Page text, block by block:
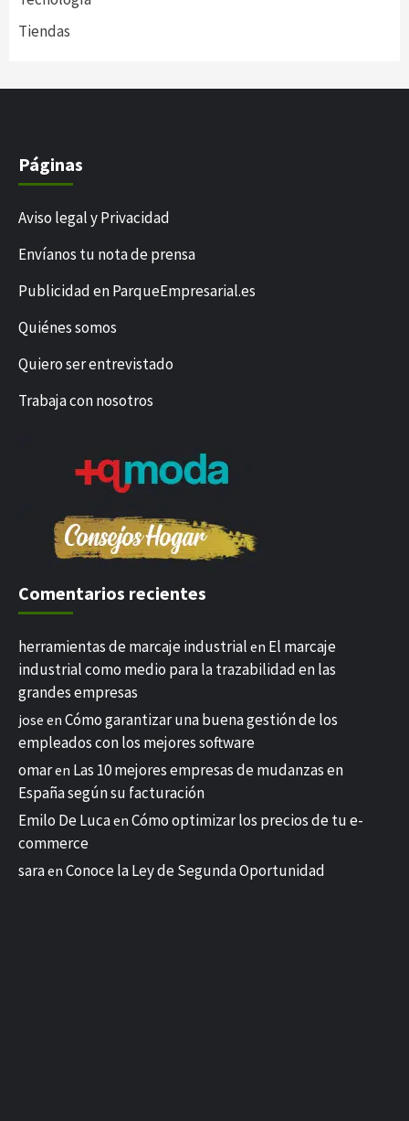
Tiendas
Páginas
Aviso legal y Privacidad
Envíanos tu nota de prensa
Publicidad en ParqueEmpresarial.es
Quiénes somos
Quiero ser entrevistado
Trabaja con nosotros
Comentarios recientes
herramientas de marcaje industrial en El marcaje
industrial como medio para la trazabilidad en las
grandes empresas
jose en Cómo garantizar una buena gestión de los
empleados con los mejores software
omaren Las 10 mejores empresas de mudanzas en
España según su facturación
Emilo De Lucaen Cómo optimizar los precios de tu e-
commerce
saraen Conoce la Ley de Segunda Oportunidad